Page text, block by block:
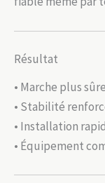
Résultat
• Marche plus
• Stabilité
• Installation
• Équipement